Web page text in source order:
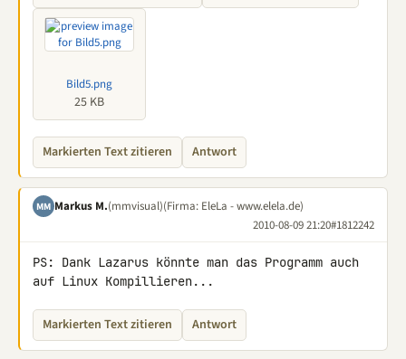
Bild5.png
25 KB
Markierten Text zitieren Antwort
MM Markus M.(mmvisual)(Firma: EleLa - www.elela.de)
2010-08-09 21:20#1812242
PS: Dank Lazarus könnte man das Programm auch
auf Linux Kompillieren...
Markierten Text zitieren Antwort